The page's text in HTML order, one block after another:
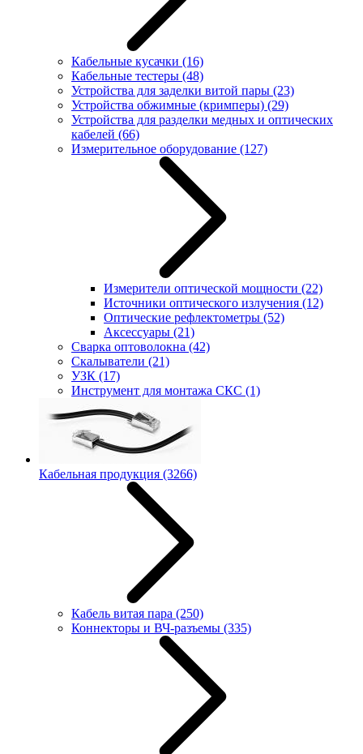
Кабельные кусачки (16)
Кабельные тестеры (48)
Устройства для заделки витой пары (23)
Устройства обжимные (кримперы) (29)
Устройства для разделки медных и оптических
кабелей (66)
Измерительное оборудование (127)
Измерители оптической мощности (22)
Источники оптического излучения (12)
Оптические рефлектометры (52)
Аксессуары (21)
Сварка оптоволокна (42)
Скалыватели (21)
УЗК (17)
Инструмент для монтажа СКС (1)
Кабельная продукция (3266)
Кабель витая пара (250)
Коннекторы и ВЧ-разъемы (335)